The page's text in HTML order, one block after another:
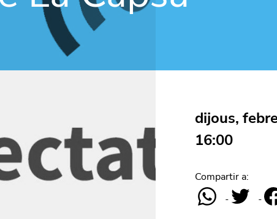
dijous,
16:00
Compartir a: